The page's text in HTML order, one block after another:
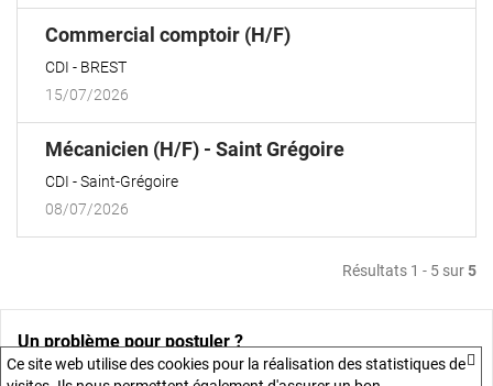
Ce site web utilise des cookies pour la réalisation des statistiques de
Commercial comptoir (H/F)(Nouvelle
CDI
BREST
15/07/2026
Mécanicien (H/F) - Saint Grégoire(Nouvelle
CDI
Saint-Grégoire
08/07/2026
Résultats 1 - 5 sur5
Un problème pour postuler ?
Consulter la FAQ